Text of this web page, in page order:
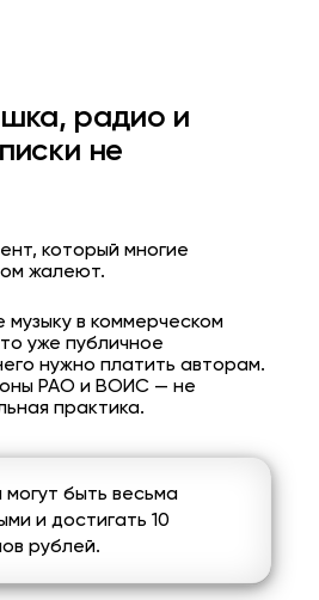
радио и
не
который многие
жалеют.
музыку в коммерческом
уже публичное
нужно платить авторам.
РАО и ВОИС — не
практика.
быть весьма
и достигать 10
рублей.